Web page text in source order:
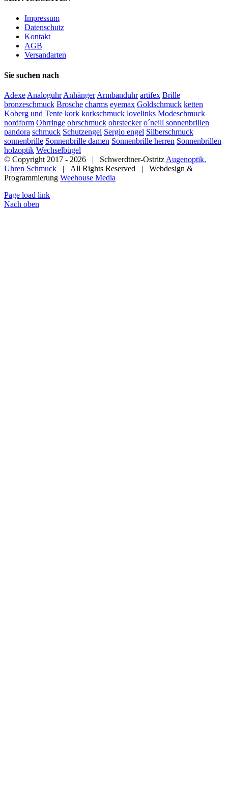
Impressum
Datenschutz
Kontakt
AGB
Versandarten
Sie suchen nach
Adexe Analoguhr Anhänger Armbanduhr artifex Brille
bronzeschmuck Brosche charms eyemax Goldschmuck ketten
Koberg und Tente kork korkschmuck lovelinks Modeschmuck
nordform Ohrringe ohrschmuck ohrstecker o´neill sonnenbrillen
pandora schmuck Schutzengel Sergio engel Silberschmuck
sonnenbrille Sonnenbrille damen Sonnenbrille herren Sonnenbrillen
holzoptik Wechselbügel
© Copyright 2017 - 2026 | Schwerdtner-Ostritz Augenoptik,
Uhren Schmuck | All Rights Reserved | Webdesign &
Programmierung Weehouse Media
Page load link
Nach oben